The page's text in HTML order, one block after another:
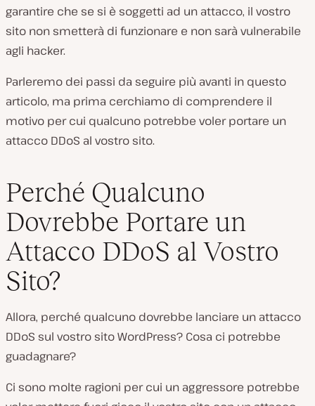
garantire che se si è soggetti ad un attacco, il vostro
sito non smetterà di funzionare e non sarà vulnerabile
agli hacker.
Parleremo dei passi da seguire più avanti in questo
articolo, ma prima cerchiamo di comprendere il
motivo per cui qualcuno potrebbe voler portare un
attacco DDoS al vostro sito.
Perché Qualcuno
Dovrebbe Portare un
Attacco DDoS al Vostro
Sito?
Allora, perché qualcuno dovrebbe lanciare un attacco
DDoS sul vostro sito WordPress? Cosa ci potrebbe
guadagnare?
Ci sono molte ragioni per cui un aggressore potrebbe